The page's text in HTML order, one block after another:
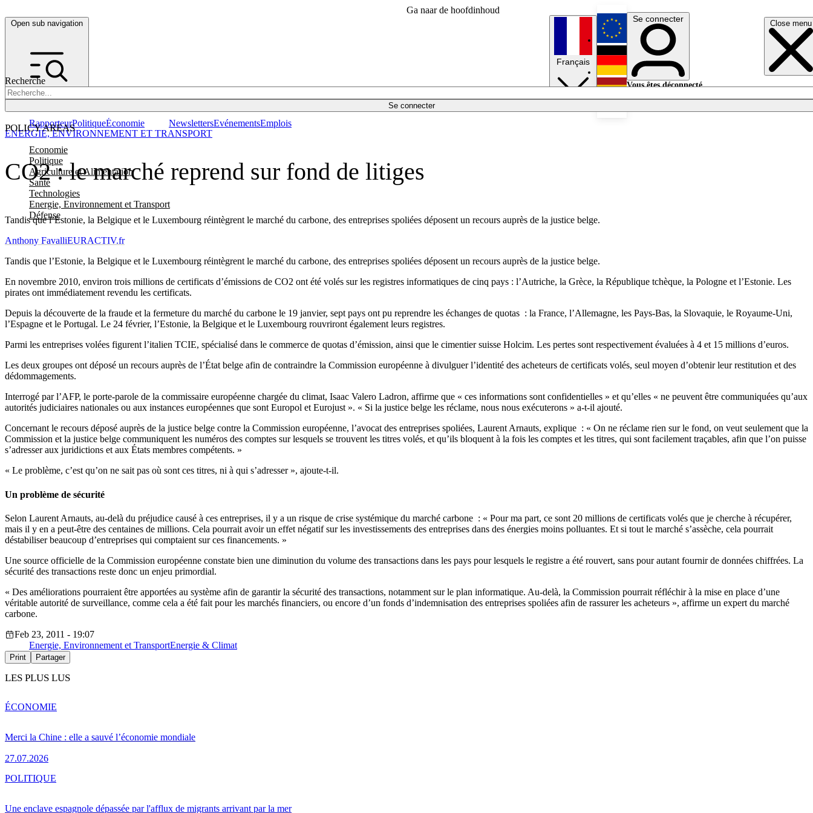
Ga naar de hoofdinhoud
Open sub navigation Close menu
Recherche
Se connecter
POLICY AREAS
Economie
Politique
Agriculture et Alimentation
Santé
Technologies
Energie, Environnement et Transport
Défense
RapporteurPolitiqueÉconomie NewslettersEvénementsEmplois
Français
English
Deutsch
Se connecter
Vous êtes déconnecté.
CO2 : le marché reprend sur fond de litiges
Tandis que l’Estonie, la Belgique et le Luxembourg réintègrent le marché du carbone, des entreprises spoliées déposent un recours auprès de la justice belge.
ENERGIE, ENVIRONNEMENT ET TRANSPORT
Anthony FavalliEURACTIV.fr
Tandis que l’Estonie, la Belgique et le Luxembourg réintègrent le marché du carbone, des entreprises spoliées déposent un recours auprès de la justice belge.
En novembre 2010, environ trois millions de certificats d’émissions de CO2 ont été volés sur les registres informatiques de cinq pays : l’Autriche, la Grèce, la République tchèque, la Pologne et l’Estonie. Les
pirates ont immédiatement revendu les certificats.
Depuis la découverte de la fraude et la fermeture du marché du carbone le 19 janvier, sept pays ont pu reprendre les échanges de quotas : la France, l’Allemagne, les Pays-Bas, la Slovaquie, le Royaume-Uni,
l’Espagne et le Portugal. Le 24 février, l’Estonie, la Belgique et le Luxembourg rouvriront également leurs registres.
Parmi les entreprises volées figurent l’italien TCIE, spécialisé dans le commerce de quotas d’émission, ainsi que le cimentier suisse Holcim. Les pertes sont respectivement évaluées à 4 et 15 millions d’euros.
Les deux groupes ont déposé un recours auprès de l’État belge afin de contraindre la Commission européenne à divulguer l’identité des acheteurs de certificats volés, seul moyen d’obtenir leur restitution et des
dédommagements.
Interrogé par l’AFP, le porte-parole de la commissaire européenne chargée du climat, Isaac Valero Ladron, affirme que « ces informations sont confidentielles » et qu’elles « ne peuvent être communiquées qu’aux
autorités judiciaires nationales ou aux instances européennes que sont Europol et Eurojust ». « Si la justice belge les réclame, nous nous exécuterons » a-t-il ajouté.
Concernant le recours déposé auprès de la justice belge contre la Commission européenne, l’avocat des entreprises spoliées, Laurent Arnauts, explique : « On ne réclame rien sur le fond, on veut seulement que la
Commission et la justice belge communiquent les numéros des comptes sur lesquels se trouvent les titres volés, et qu’ils bloquent à la fois les comptes et les titres, qui sont facilement traçables, afin que l’on puisse
s’adresser aux juridictions et aux États membres compétents. »
« Le problème, c’est qu’on ne sait pas où sont ces titres, ni à qui s’adresser », ajoute-t-il.
Un problème de sécurité
Selon Laurent Arnauts, au-delà du préjudice causé à ces entreprises, il y a un risque de crise systémique du marché carbone : « Pour ma part, ce sont 20 millions de certificats volés que je cherche à récupérer,
mais il y en a peut-être des centaines de millions. Cela pourrait avoir un effet négatif sur les investissements des entreprises dans des énergies moins polluantes. Et si tout le marché s’assèche, cela pourrait
déstabiliser beaucoup d’entreprises qui comptaient sur ces financements. »
Une source officielle de la Commission européenne constate bien une diminution du volume des transactions dans les pays pour lesquels le registre a été rouvert, sans pour autant fournir de données chiffrées. La
sécurité des transactions reste donc un enjeu primordial.
« Des améliorations pourraient être apportées au système afin de garantir la sécurité des transactions, notamment sur le plan informatique. Au-delà, la Commission pourrait réfléchir à la mise en place d’une
véritable autorité de surveillance, comme cela a été fait pour les marchés financiers, ou encore d’un fonds d’indemnisation des entreprises spoliées afin de rassurer les acheteurs », affirme un expert du marché
carbone.
Feb 23, 2011 - 19:07
Energie, Environnement et TransportEnergie & Climat
Print Partager
LES PLUS LUS
Merci la Chine : elle a sauvé l’économie mondiale
27.07.2026
ÉCONOMIE
Une enclave espagnole dépassée par l'afflux de migrants arrivant par la mer
POLITIQUE